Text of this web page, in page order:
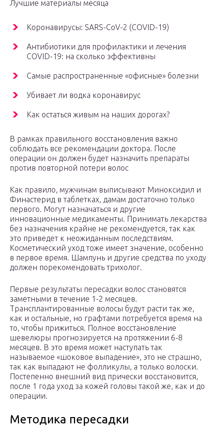
Лучшие материалы месяца
Коронавирусы: SARS-CoV-2 (COVID-19)
Антибиотики для профилактики и лечения
COVID-19: на сколько эффективны
Самые распространенные «офисные» болезни
Убивает ли водка коронавирус
Как остаться живым на наших дорогах?
В рамках правильного восстановления важно
соблюдать все рекомендации доктора. После
операции он должен будет назначить препараты
против повторной потери волос
Как правило, мужчинам выписывают Миноксидил и
Финастерид в таблетках, дамам достаточно только
первого. Могут назначаться и другие
инновационные медикаменты. Принимать лекарства
без назначения крайне не рекомендуется, так как
это приведет к неожиданным последствиям.
Косметический уход тоже имеет значение, особенно
в первое время. Шампунь и другие средства по уходу
должен порекомендовать трихолог.
Первые результаты пересадки волос становятся
заметными в течение 1-2 месяцев.
Трансплантированные волосы будут расти так же,
как и остальные, но графтами потребуется время на
то, чтобы прижиться. Полное восстановление
шевелюры прогнозируется на протяжении 6-8
месяцев. В это время может наступать так
называемое «шоковое выпадение», это не страшно,
так как выпадают не фолликулы, а только волоски.
Постепенно внешний вид прически восстановится,
после 1 года уход за кожей головы такой же, как и до
операции.
Методика пересадки